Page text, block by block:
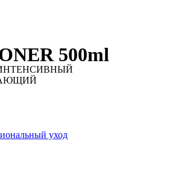
500ml
уход